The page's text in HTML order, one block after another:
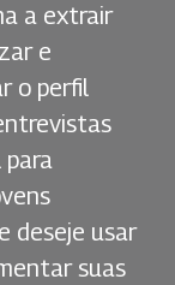
a extrair
e
o perfil
para
deseje usar
suas